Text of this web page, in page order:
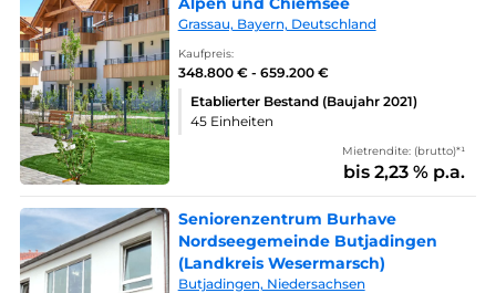
Grassau, Bayern, Deutschland
Kaufpreis:
348.800 € - 659.200 €
Etablierter Bestand (Baujahr 2021)
45 Einheiten
Mietrendite: (brutto)*¹
bis 2,23 % p.a.
Seniorenzentrum Burhave
Nordseegemeinde Butjadingen
(Landkreis Wesermarsch)
Butjadingen, Niedersachsen